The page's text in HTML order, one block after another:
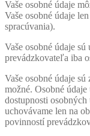
Vaše osobné údaje
Vaše osobné údaje
spracúvania).
Vaše osobné údaje
prevádzkovateľa iba
Vaše osobné údaje
možné. Osobné
dostupnosti
uchovávame len na
povinností